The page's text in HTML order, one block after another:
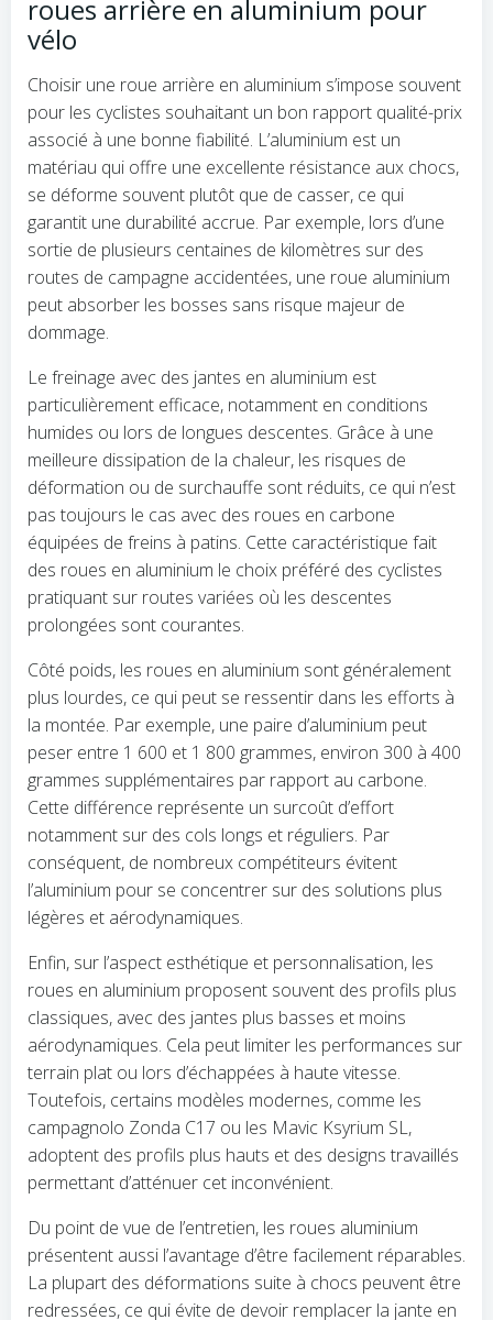
roues arrière en aluminium pour
vélo
Choisir une roue arrière en aluminium s’impose souvent
pour les cyclistes souhaitant un bon rapport qualité-prix
associé à une bonne fiabilité. L’aluminium est un
matériau qui offre une excellente résistance aux chocs,
se déforme souvent plutôt que de casser, ce qui
garantit une durabilité accrue. Par exemple, lors d’une
sortie de plusieurs centaines de kilomètres sur des
routes de campagne accidentées, une roue aluminium
peut absorber les bosses sans risque majeur de
dommage.
Le freinage avec des jantes en aluminium est
particulièrement efficace, notamment en conditions
humides ou lors de longues descentes. Grâce à une
meilleure dissipation de la chaleur, les risques de
déformation ou de surchauffe sont réduits, ce qui n’est
pas toujours le cas avec des roues en carbone
équipées de freins à patins. Cette caractéristique fait
des roues en aluminium le choix préféré des cyclistes
pratiquant sur routes variées où les descentes
prolongées sont courantes.
Côté poids, les roues en aluminium sont généralement
plus lourdes, ce qui peut se ressentir dans les efforts à
la montée. Par exemple, une paire d’aluminium peut
peser entre 1 600 et 1 800 grammes, environ 300 à 400
grammes supplémentaires par rapport au carbone.
Cette différence représente un surcoût d’effort
notamment sur des cols longs et réguliers. Par
conséquent, de nombreux compétiteurs évitent
l’aluminium pour se concentrer sur des solutions plus
légères et aérodynamiques.
Enfin, sur l’aspect esthétique et personnalisation, les
roues en aluminium proposent souvent des profils plus
classiques, avec des jantes plus basses et moins
aérodynamiques. Cela peut limiter les performances sur
terrain plat ou lors d’échappées à haute vitesse.
Toutefois, certains modèles modernes, comme les
campagnolo Zonda C17 ou les Mavic Ksyrium SL,
adoptent des profils plus hauts et des designs travaillés
permettant d’atténuer cet inconvénient.
Du point de vue de l’entretien, les roues aluminium
présentent aussi l’avantage d’être facilement réparables.
La plupart des déformations suite à chocs peuvent être
redressées, ce qui évite de devoir remplacer la jante en